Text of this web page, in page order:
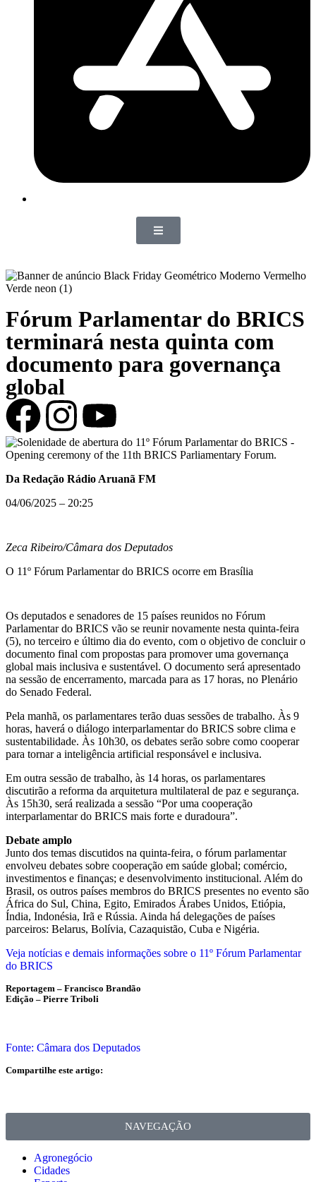
Fórum Parlamentar do BRICS
terminará nesta quinta com
documento para governança
global
Da Redação Rádio Aruanã FM
04/06/2025 – 20:25
Zeca Ribeiro/Câmara dos Deputados
O 11º Fórum Parlamentar do BRICS ocorre em Brasília
Os deputados e senadores de 15 países reunidos no Fórum
Parlamentar do BRICS vão se reunir novamente nesta quinta-feira
(5), no terceiro e último dia do evento, com o objetivo de concluir o
documento final com propostas para promover uma governança
global mais inclusiva e sustentável. O documento será apresentado
na sessão de encerramento, marcada para as 17 horas, no Plenário
do Senado Federal.
Pela manhã, os parlamentares terão duas sessões de trabalho. Às 9
horas, haverá o diálogo interparlamentar do BRICS sobre clima e
sustentabilidade. Às 10h30, os debates serão sobre como cooperar
para tornar a inteligência artificial responsável e inclusiva.
Em outra sessão de trabalho, às 14 horas, os parlamentares
discutirão a reforma da arquitetura multilateral de paz e segurança.
Às 15h30, será realizada a sessão “Por uma cooperação
interparlamentar do BRICS mais forte e duradoura”.
Debate amplo
Junto dos temas discutidos na quinta-feira, o fórum parlamentar
envolveu debates sobre cooperação em saúde global; comércio,
investimentos e finanças; e desenvolvimento institucional. Além do
Brasil, os outros países membros do BRICS presentes no evento são
África do Sul, China, Egito, Emirados Árabes Unidos, Etiópia,
Índia, Indonésia, Irã e Rússia. Ainda há delegações de países
parceiros: Belarus, Bolívia, Cazaquistão, Cuba e Nigéria.
Veja notícias e demais informações sobre o 11º Fórum Parlamentar
do BRICS
Reportagem – Francisco Brandão
Edição – Pierre Triboli
Fonte: Câmara dos Deputados
Compartilhe este artigo:
NAVEGAÇÃO
Agronegócio
Cidades